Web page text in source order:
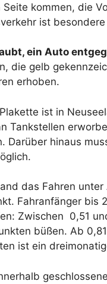
kommen, die
ist
ein Auto
die gelb
erhoben.
ist in
Tankstellen
hinaus
das Fahren
Fahranfänger bis
Zwischen 0,51
büßen. Ab
ist ein